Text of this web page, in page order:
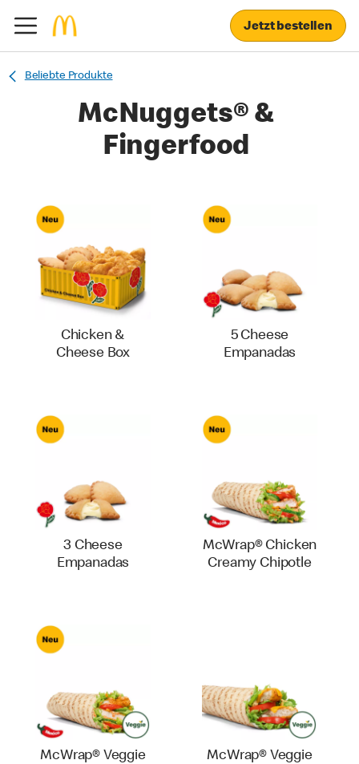
Jetzt bestellen
Beliebte Produkte
McNuggets® &
Fingerfood
Chicken &
Cheese Box
5 Cheese
Empanadas
3 Cheese
Empanadas
McWrap® Chicken
Creamy Chipotle
McWrap® Veggie
McWrap® Veggie